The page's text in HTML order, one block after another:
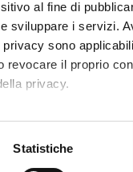
al fine di
sviluppare i servizi.
sono
il proprio
privacy.
di
Statistiche